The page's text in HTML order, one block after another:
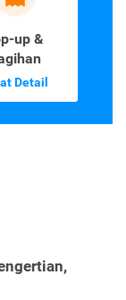
up &
Detail